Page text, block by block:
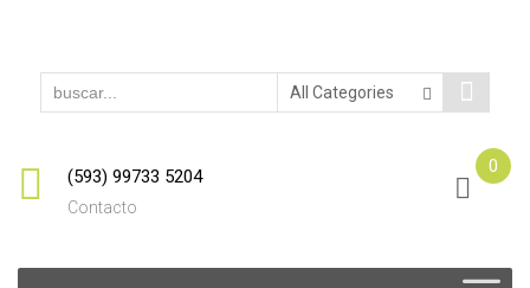
(593) 99733 5204
Contacto
0